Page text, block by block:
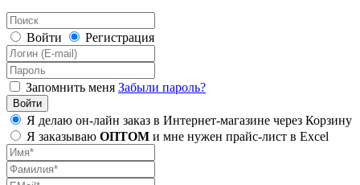
Войти Регистрация
Запомнить меня Забыли пароль?
Я делаю он-лайн заказ в Интернет-магазине через Корзину
Я заказываю ОПТОМ и мне нужен прайс-лист в Excel